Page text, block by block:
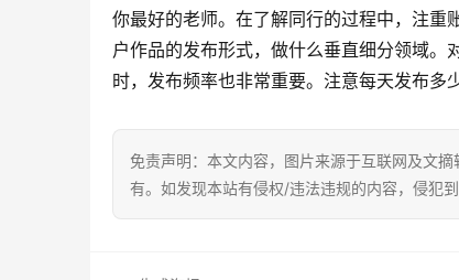
你最好的老师。在了解同行的过程中，注重
户作品的发布形式，做什么垂直细分领域。
时，发布频率也非常重要。注意每天发布多
免责声明：本文内容，图片来源于互联网及文
有。如发现本站有侵权/违法违规的内容，侵犯